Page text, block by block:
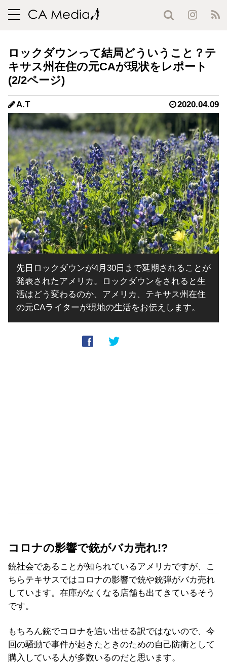
toggle
ロックダウンって結局どういうこと？テ
キサス州在住の元CAが現状をレポート
(2/2ページ)
A.T 2020.04.09
先日ロックダウンが4月30日まで延期されることが
発表されたアメリカ。ロックダウンをされると生
活はどう変わるのか、アメリカ、テキサス州在住
の元CAライターが現地の生活をお伝えします。
コロナの影響で銃がバカ売れ!?
銃社会であることが知られているアメリカですが、こ
ちらテキサスではコロナの影響で銃や銃弾がバカ売れ
しています。在庫がなくなる店舗も出てきているそう
です。
もちろん銃でコロナを追い出せる訳ではないので、今
回の騒動で事件が起きたときのための自己防衛として
購入している人が多数いるのだと思います。